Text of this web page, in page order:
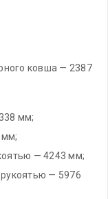
ковша — 2387
мм;
мм;
— 4243 мм;
рукоятью — 5976